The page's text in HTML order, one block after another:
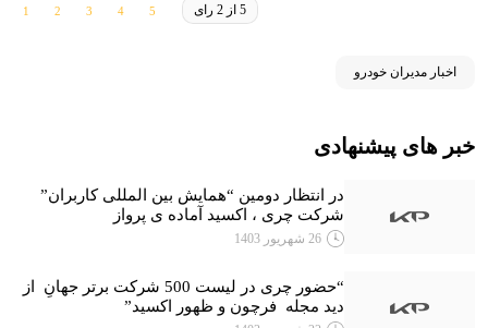
5 از 2 رای
اخبار مدیران خودرو
خبر های پیشنهادی
در انتظار دومین “همایش بین المللی کاربران”
شرکت چری ، اکسید آماده ی پرواز
26 شهریور 1403
“حضور چری در لیست 500 شرکت برتر جهانِ از
دید مجله فرچون و ظهور اکسید”